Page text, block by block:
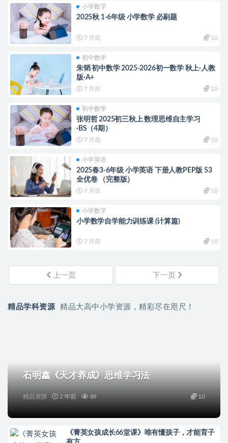
小学数字
2025秋 1-6年级 小学数学 必刷题
7 月前 10
初中数学
朱韬 初中数学 2025-2026初一数学 秋上·人教
版·A+
7 月前 10
初中数学
张明哲 2025初三秋上 数理思维自主学习
·BS（4期）
7 月前 10
小学英语
2025春3-6年级 小学英语 下册人教PEP版 53
全优卷 （完整版）
7 月前 10
小学数字
小学数学自学能力训练课 (计算篇)
7 月前 10
上一页 下一页
精品学科资源 精品大高中小学资源，精彩尽在咫尺！
石明鑫《天才养成》思维学习法
精品资源 2 年前 89 10
《菁英女孩成长66堂课》唯有懂孩子，才能育子